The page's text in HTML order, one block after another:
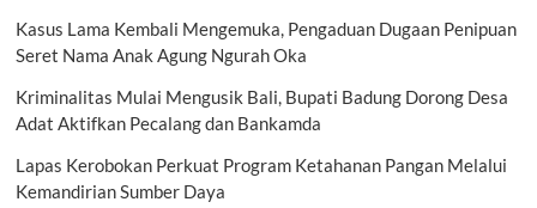
Kasus Lama Kembali Mengemuka, Pengaduan Dugaan Penipuan
Seret Nama Anak Agung Ngurah Oka
Kriminalitas Mulai Mengusik Bali, Bupati Badung Dorong Desa
Adat Aktifkan Pecalang dan Bankamda
Lapas Kerobokan Perkuat Program Ketahanan Pangan Melalui
Kemandirian Sumber Daya